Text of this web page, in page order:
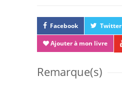
Facebook Twitter
Ajouter à mon livre
Remarque(s)